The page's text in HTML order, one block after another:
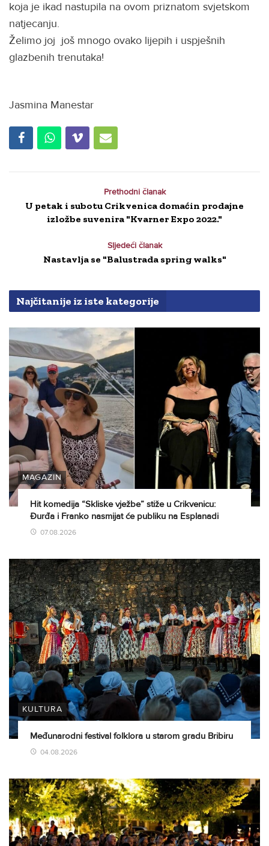
koja je ikad nastupila na ovom priznatom svjetskom
natjecanju.
Želimo joj još mnogo ovako lijepih i uspješnih
glazbenih trenutaka!
Jasmina Manestar
Prethodni članak
U petak i subotu Crikvenica domaćin prodajne
izložbe suvenira "Kvarner Expo 2022."
Sljedeći članak
Nastavlja se "Balustrada spring walks"
Najčitanije iz iste kategorije
MAGAZIN
Hit komedija “Skliske vježbe” stiže u Crikvenicu:
Đurđa i Franko nasmijat će publiku na Esplanadi
07.08.2026
KULTURA
Međunarodni festival folklora u starom gradu Bribiru
04.08.2026